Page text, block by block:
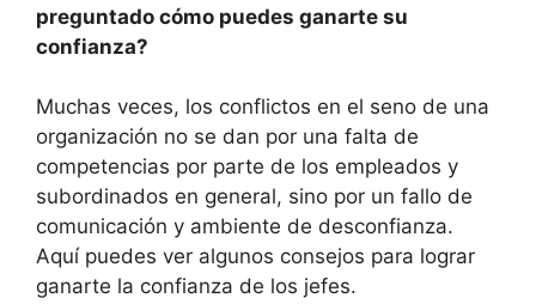
preguntado cómo puedes ganarte su
confianza?
Muchas veces, los conflictos en el seno de una
organización no se dan por una falta de
competencias por parte de los empleados y
subordinados en general, sino por un fallo de
comunicación y ambiente de desconfianza.
Aquí puedes ver algunos consejos para lograr
ganarte la confianza de los jefes.